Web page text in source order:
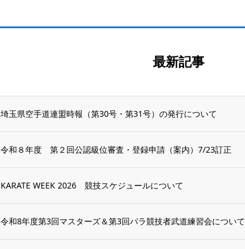
最新記事
埼玉県空手道連盟時報（第30号・第31号）の発行について
令和８年度 第２回公認級位審査・登録申請（案内）7/23訂正
KARATE WEEK 2026 競技スケジュールについて
令和8年度第3回マスターズ＆第3回パラ競技者武道練習会について